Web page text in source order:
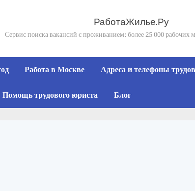
РаботаЖилье.Ру
Сервис поиска вакансий с проживанием: более 25 000 рабочих
Работа в Москве Адреса и телефоны
Помощь трудового юриста Блог